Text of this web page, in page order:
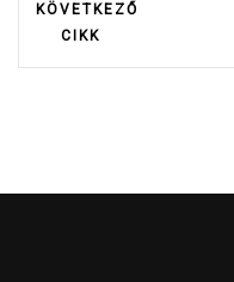
KÖVETKEZŐ
CIKK